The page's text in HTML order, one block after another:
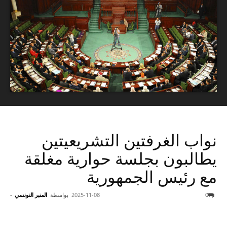
التونسي
نواب الغرفتين التشريعيتين
يطالبون بجلسة حوارية مغلقة
مع رئيس الجمهورية
بواسطة المنبر التونسي - 2025-11-08 0